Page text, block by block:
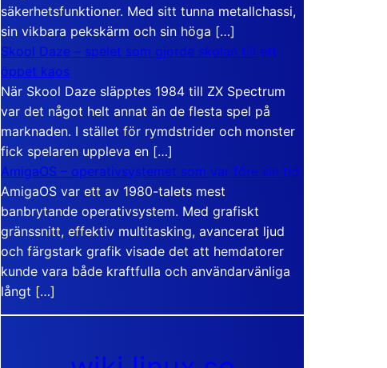
säkerhetsfunktioner. Med sitt tunna metallchassi,
sin vikbara pekskärm och sin höga […]
Skool Daze – spelet som gjorde skolan till ett
öppet kaos
När Skool Daze släpptes 1984 till ZX Spectrum
var det något helt annat än de flesta spel på
marknaden. I stället för rymdstrider och monster
fick spelaren uppleva en […]
AmigaOS – operativsystemet som var före sin tid
AmigaOS var ett av 1980-talets mest
banbrytande operativsystem. Med grafiskt
gränssnitt, effektiv multitasking, avancerat ljud
och färgstark grafik visade det att hemdatorer
kunde vara både kraftfulla och användarvänliga
långt […]